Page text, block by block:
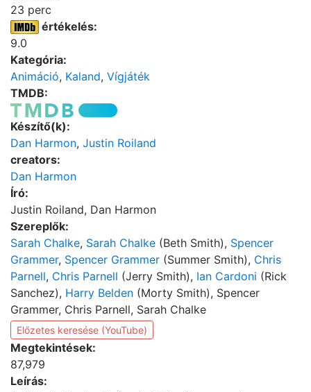
23 perc
értékelés:
9.0
Kategória:
Animáció, Kaland, Vígjáték
TMDB:
Készítő(k):
Dan Harmon, Justin Roiland
creators:
Dan Harmon
Író:
Justin Roiland, Dan Harmon
Szereplők:
Sarah Chalke, Sarah Chalke (Beth Smith), Spencer
Grammer, Spencer Grammer (Summer Smith), Chris
Parnell, Chris Parnell (Jerry Smith), Ian Cardoni (Rick
Sanchez), Harry Belden (Morty Smith), Spencer
Grammer, Chris Parnell, Sarah Chalke
Előzetes keresése (YouTube)
Megtekintések:
87,979
Leírás: